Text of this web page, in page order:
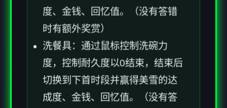
度、金钱、回忆值。（没有答错
时有额外奖赏）
洗餐具：通过鼠标控制洗碗力
度，控制耐久度以0结束，结束后
切换到下首时段并赢得美雪的达
成度、金钱、回忆值。（没有答